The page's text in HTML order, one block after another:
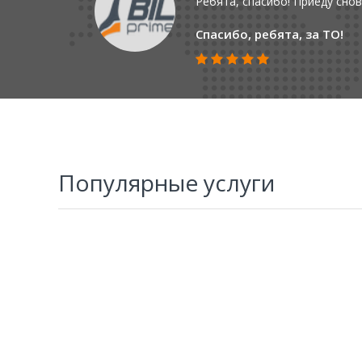
Спасибо, ребята, за ТО!
Популярные услуги